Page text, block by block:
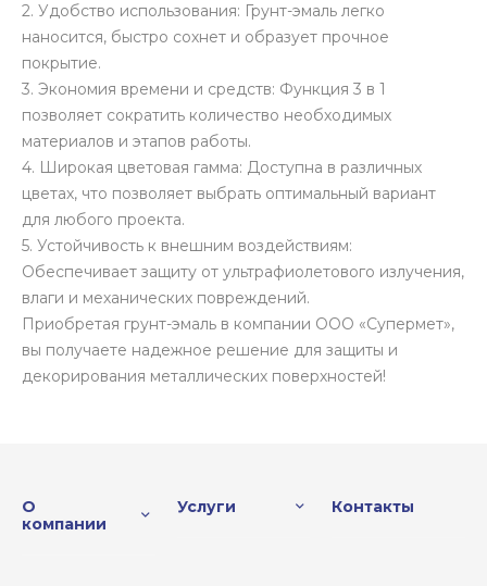
2. Удобство использования: Грунт-эмаль легко
наносится, быстро сохнет и образует прочное
покрытие.
3. Экономия времени и средств: Функция 3 в 1
позволяет сократить количество необходимых
материалов и этапов работы.
4. Широкая цветовая гамма: Доступна в различных
цветах, что позволяет выбрать оптимальный вариант
для любого проекта.
5. Устойчивость к внешним воздействиям:
Обеспечивает защиту от ультрафиолетового излучения,
влаги и механических повреждений.
Приобретая грунт-эмаль в компании ООО «Супермет»,
вы получаете надежное решение для защиты и
декорирования металлических поверхностей!
О
компании
Услуги Контакты